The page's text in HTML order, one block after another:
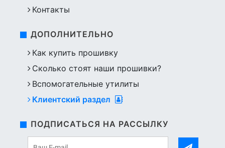
Контакты
ДОПОЛНИТЕЛЬНО
Как купить прошивку
Сколько стоят наши прошивки?
Вспомогательные утилиты
Клиентский раздел
ПОДПИСАТЬСЯ НА РАССЫЛКУ